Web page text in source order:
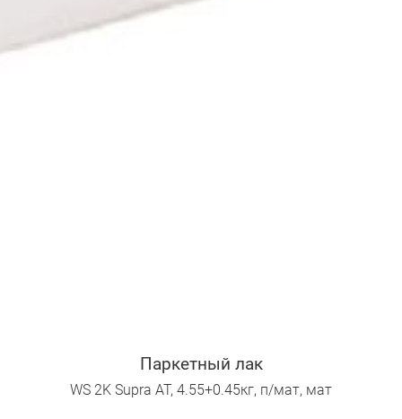
Паркетный лак
WS 2K Supra AT, 4.55+0.45кг, п/мат, мат